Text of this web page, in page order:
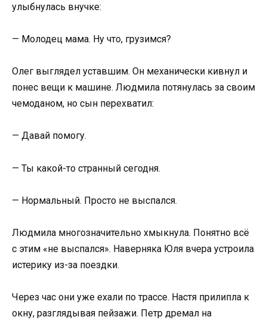
улыбнулась внучке:
— Молодец мама. Ну что, грузимся?
Олег выглядел уставшим. Он механически кивнул и
понес вещи к машине. Людмила потянулась за своим
чемоданом, но сын перехватил:
— Давай помогу.
— Ты какой-то странный сегодня.
— Нормальный. Просто не выспался.
Людмила многозначительно хмыкнула. Понятно всё
с этим «не выспался». Наверняка Юля вчера устроила
истерику из-за поездки.
Через час они уже ехали по трассе. Настя прилипла к
окну, разглядывая пейзажи. Петр дремал на